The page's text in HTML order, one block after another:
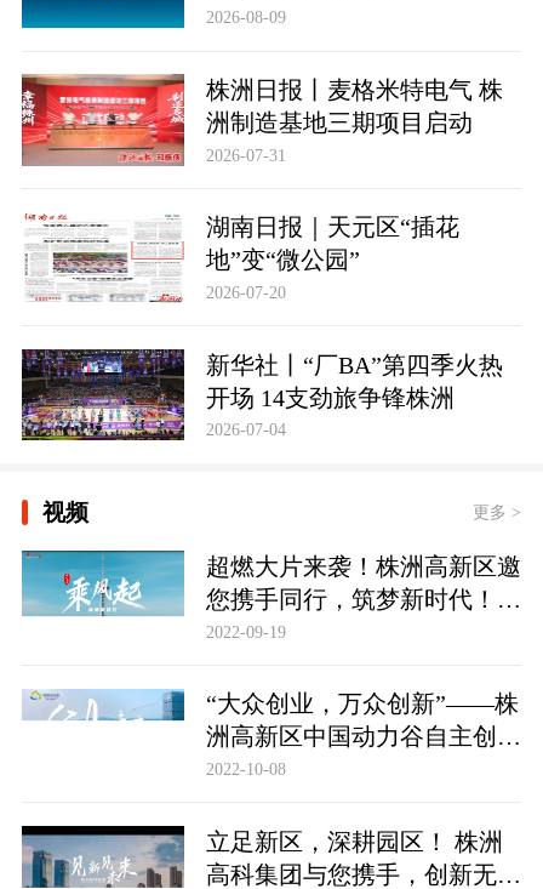
2026-08-09
株洲日报丨麦格米特电气 株
洲制造基地三期项目启动
2026-07-31
湖南日报｜天元区“插花
地”变“微公园”
2026-07-20
新华社丨“厂BA”第四季火热
开场 14支劲旅争锋株洲
2026-07-04
视频 更多 >
超燃大片来袭！株洲高新区邀
您携手同行，筑梦新时代！株
洲高新区招商形象宣传片《乘
2022-09-19
“大众创业，万众创新”——株
洲高新区中国动力谷自主创新
园，踏波而歌，逐浪前行。
2022-10-08
立足新区，深耕园区！ 株洲
高科集团与您携手，创新无